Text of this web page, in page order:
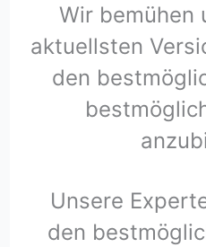
Wir bemühen
aktuellsten
den
Unsere
den